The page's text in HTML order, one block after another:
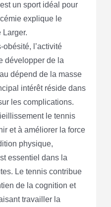
un sport idéal pour
explique le
Larger.
obésité, l’activité
développer de la
dépend de la masse
intérêt réside dans
les complications.
le tennis
et à améliorer la force
physique,
essentiel dans la
Le tennis contribue
de la cognition et
travailler la